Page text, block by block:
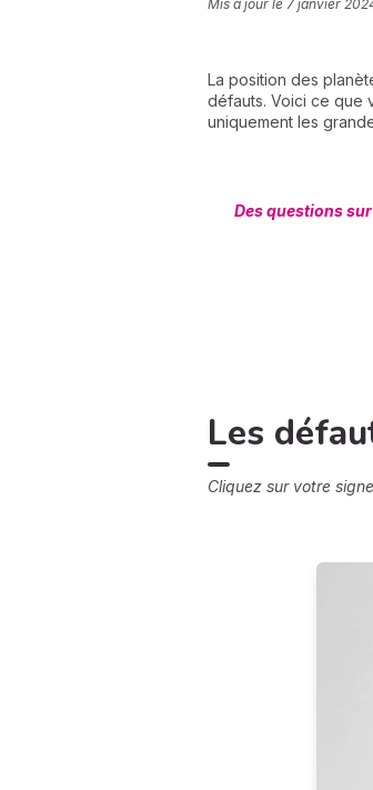
Mis à jour le 7 janvier
La position des
défauts. Voici ce que
uniquement les
Des questions
Les
Cliquez sur votre